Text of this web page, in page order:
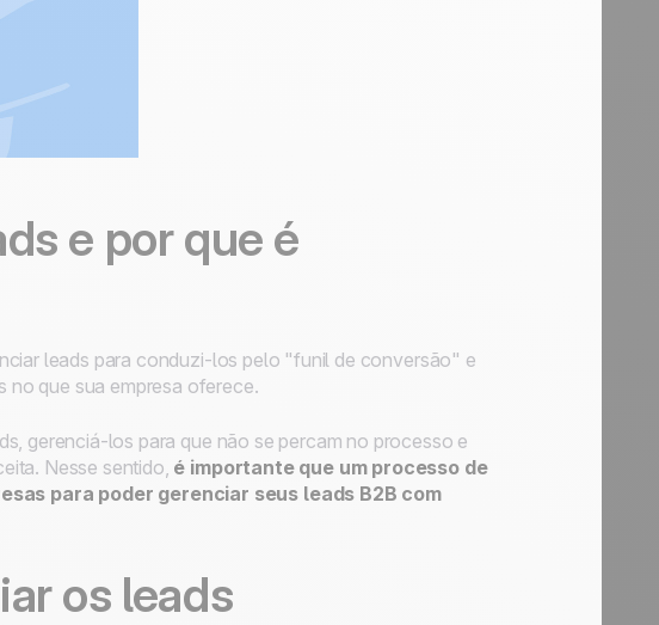
e por que é
leads para conduzi-los pelo "funil de conversão" e
​​no que sua empresa oferece.
gerenciá-los para que não se percam no processo e
Nesse sentido, é importante que um processo de
para poder gerenciar seus leads B2B com
os leads